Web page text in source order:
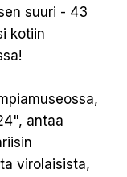
suuri - 43
kotiin
antaa
virolaisista,